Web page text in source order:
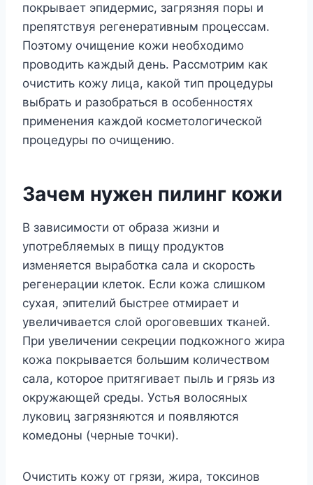
покрывает эпидермис, загрязняя поры и
препятствуя регенеративным процессам.
Поэтому очищение кожи необходимо
проводить каждый день. Рассмотрим как
очистить кожу лица, какой тип процедуры
выбрать и разобраться в особенностях
применения каждой косметологической
процедуры по очищению.
Зачем нужен пилинг кожи
В зависимости от образа жизни и
употребляемых в пищу продуктов
изменяется выработка сала и скорость
регенерации клеток. Если кожа слишком
сухая, эпителий быстрее отмирает и
увеличивается слой ороговевших тканей.
При увеличении секреции подкожного жира
кожа покрывается большим количеством
сала, которое притягивает пыль и грязь из
окружающей среды. Устья волосяных
луковиц загрязняются и появляются
комедоны (черные точки).
Очистить кожу от грязи, жира, токсинов